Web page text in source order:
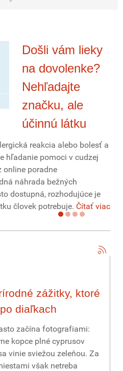
Došli vám lieky
na dovolenke?
Nehľadajte
značku, ale
účinnú látku
reakcia alebo bolesť a
hľadanie pomoci v cudzej
online poradne
náhrada bežných
dostupná, rozhodujúce je
človek potrebuje. Čítať viac
zážitky, ktoré
diaľkach
začína fotografiami:
kopce plné cyprusov
vinie sviežou zeleňou. Za
však netreba